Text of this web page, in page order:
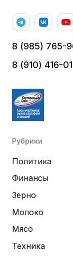
8 (985) 765-
8 (910) 416-
Рубрики
Политика
Финансы
Зерно
Молоко
Мясо
Техника